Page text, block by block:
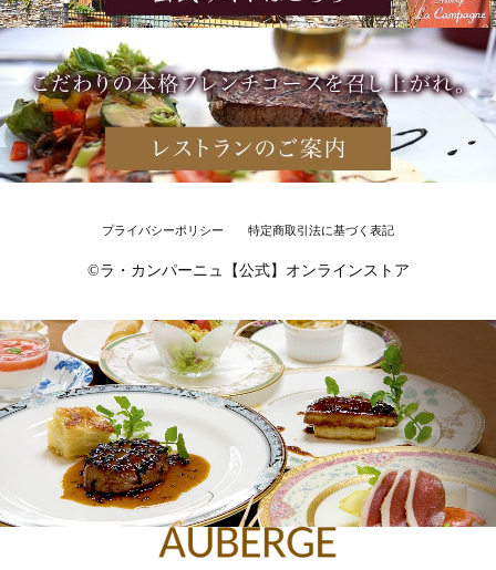
プライバシーポリシー 特定商取引法に基づく表記
©︎ラ・カンパーニュ【公式】オンラインストア